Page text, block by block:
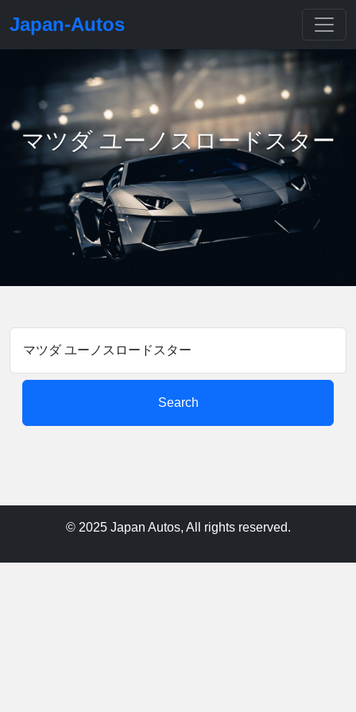
Japan-Autos
マツダ ユーノスロードスター
Search
© 2025 Japan Autos, All rights reserved.